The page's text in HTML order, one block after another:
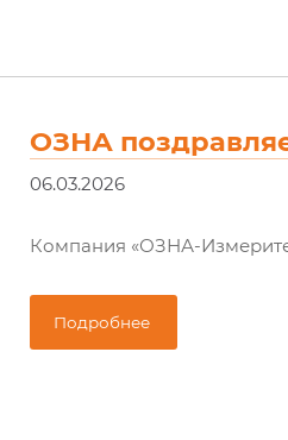
ОЗНА
06.03.2026
Компания «ОЗНА-
Подробнее